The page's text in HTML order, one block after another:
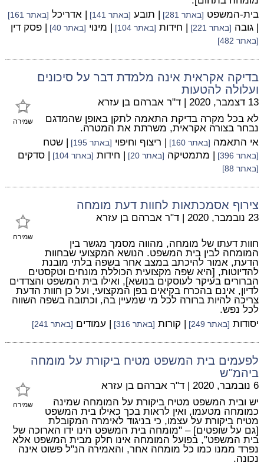
בית-המשפט [באתר 281] | תובע [באתר 141] | אדריכל [באתר 161]
| גובה [באתר 221] | חידות [באתר 104] | מינוי [באתר 40] | פסק דין
[באתר 482]
בדיקה אקראית אינה מלמדת דבר על סיכונים
ועלולה להטעות
שמירה
13 דצמבר, 2020 | ד"ר אברהם בן עזרא
לא בכל מקרה בדיקת התאמה לתקן באופן שהמדגם
נבחר בצורה אקראית, משרתת את המטרה.
אי התאמה [באתר 160] | ריצוף וחיפוי [באתר 195] | שטח
[באתר 396] | מתמטיקה [באתר 20] | חידות [באתר 104] | סדקים
[באתר 88]
צירוף אסמכתאות לחוות דעת מומחה
שמירה
23 נובמבר, 2020 | ד"ר אברהם בן עזרא
חוות דעתו של מומחה, מהווה מסמך מגשר בין
המומחה לבין בית המשפט. הנושא המקצועי שבחוות
הדעת, אמור להיכתב במצב אחר בשפה בלתי מובנת
להדיוטות, [היא שפה מקצועית הכוללת מונחים וטקסטים
הברורים בעיקר לעוסקים בנושא], ואילו בית המשפט והצדדים
לדיון, אינם בהכרח בקיאים בפן המקצועי, ועל כן חוות הדעת
צריכה להיות ברורה לכל מי שמעיין בה, וכתובה בשפה השווה
לכל נפש.
יסודות [באתר 249] | קורות [באתר 316] | עמודים [באתר 241]
לפעמים בית המשפט מטיח ביקורת על מומחה
ביהמ"ש
שמירה
6 נובמבר, 2020 | ד"ר אברהם בן עזרא
יש ובית המשפט מטיח ביקורת על המומחה שמינה
כמומחה מטעמו, ואין לראות בכך כאילו בית המשפט
מטיח ביקורת על עצמו, כי בניגוד לאימרה המקובלת
[גם על שופטים] – "מומחה בית המשפט הינו ידו הארוכה של
בית המשפט", בפועל המומחה אינו חלק מבית המשפט אלא
נפרד ממנו כמו כל מומחה אחר, והאמירה הנ"ל פשוט אינה
נכונה.